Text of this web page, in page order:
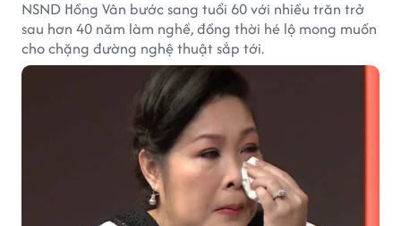
NSND Hồng Vân bước sang tuổi 60 với nhiều trăn trở
sau hơn 40 năm làm nghề, đồng thời hé lộ mong muốn
cho chặng đường nghệ thuật sắp tới.